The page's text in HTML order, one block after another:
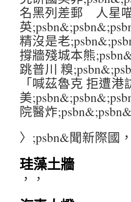
名黑列差郵 人星
英
精沒是老
撐牆殘城本熊
跳普川 糗
「喊茲魯克 拒遭港
美
院醫炸
〉;psbn&聞新際國，
珪藻土牆
，，